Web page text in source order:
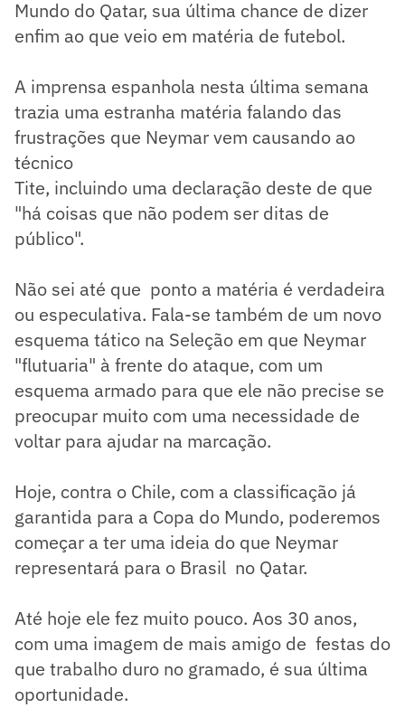
Mundo do Qatar, sua última chance de dizer
enfim ao que veio em matéria de futebol.
A imprensa espanhola nesta última semana
trazia uma estranha matéria falando das
frustrações que Neymar vem causando ao
técnico
Tite, incluindo uma declaração deste de que
"há coisas que não podem ser ditas de
público".
Não sei até que ponto a matéria é verdadeira
ou especulativa. Fala-se também de um novo
esquema tático na Seleção em que Neymar
"flutuaria" à frente do ataque, com um
esquema armado para que ele não precise se
preocupar muito com uma necessidade de
voltar para ajudar na marcação.
Hoje, contra o Chile, com a classificação já
garantida para a Copa do Mundo, poderemos
começar a ter uma ideia do que Neymar
representará para o Brasil no Qatar.
Até hoje ele fez muito pouco. Aos 30 anos,
com uma imagem de mais amigo de festas do
que trabalho duro no gramado, é sua última
oportunidade.